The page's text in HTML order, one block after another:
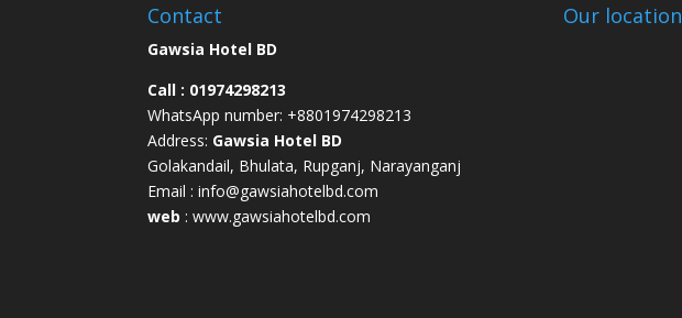
Contact
Gawsia Hotel BD
Call : 01974298213
WhatsApp number: +8801974298213
Address: Gawsia Hotel BD
Golakandail, Bhulata, Rupganj, Narayanganj
Email : info@gawsiahotelbd.com
web :www.gawsiahotelbd.com
Our location